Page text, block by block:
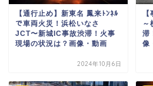
【通行止め】新東名 鳳来ﾄﾝﾈﾙ
で車両火災！浜松いなさ
JCT〜新城IC事故渋滞！火事
現場の状況は？画像・動画
2024年10月6日
～
滞
像